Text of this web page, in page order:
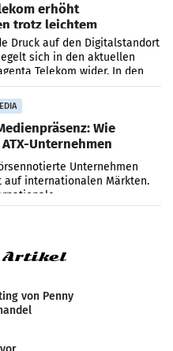
erhöht
trotz leichtem
Druck auf den Digitalstandort
sich in den aktuellen
Telekom wider. In den
des laufenden Jahres
Wie
Unternehmen
wahrgenommenUnternehmen
auf internationalen Märkten.
untersucht die
Artikel
von Penny